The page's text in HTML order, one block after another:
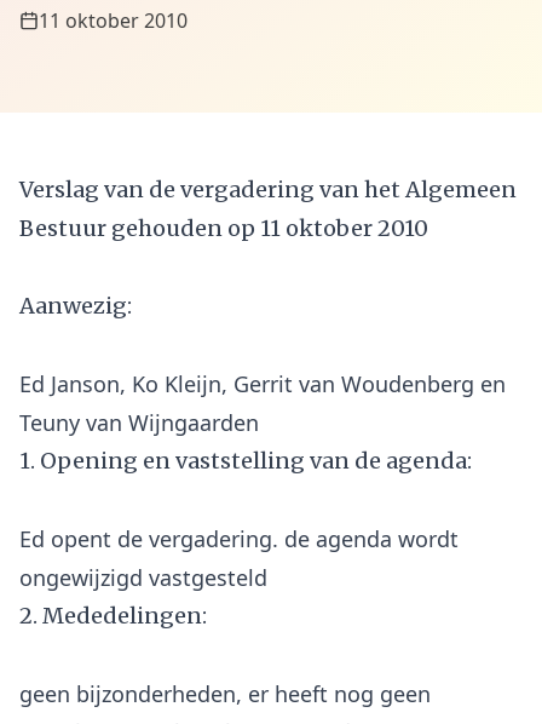
11 oktober 2010
Verslag van de vergadering van het Algemeen
Bestuur gehouden op 11 oktober 2010
Aanwezig:
Ed Janson, Ko Kleijn, Gerrit van Woudenberg en
1. Opening en vaststelling van de agenda:
Ed opent de vergadering. de agenda wordt
2. Mededelingen:
geen bijzonderheden, er heeft nog geen